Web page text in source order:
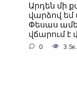
Արդեն մի
վարձով եմ
Փեսաս
վճարում է
0 3.5к.